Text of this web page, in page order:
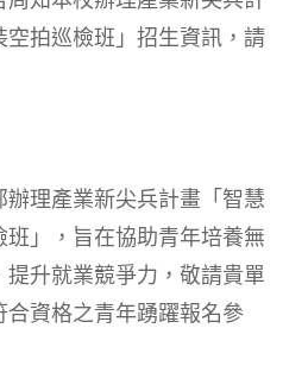
拍巡檢班」招生資訊，請
理產業新尖兵計畫「智慧
」，旨在協助青年培養無
升就業競爭力，敬請貴單
資格之青年踴躍報名參